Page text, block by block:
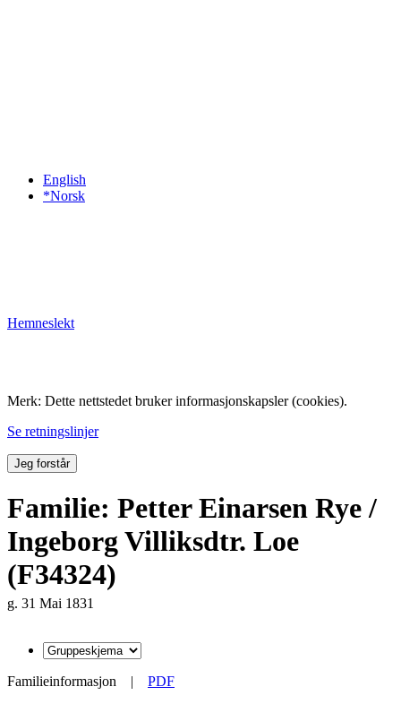
English
*Norsk
Hemneslekt
Merk: Dette nettstedet bruker informasjonskapsler (cookies).
Se retningslinjer
Jeg forstår
Familie: Petter Einarsen Rye /
Ingeborg Villiksdtr. Loe
(F34324)
g. 31 Mai 1831
Familieinformasjon | PDF